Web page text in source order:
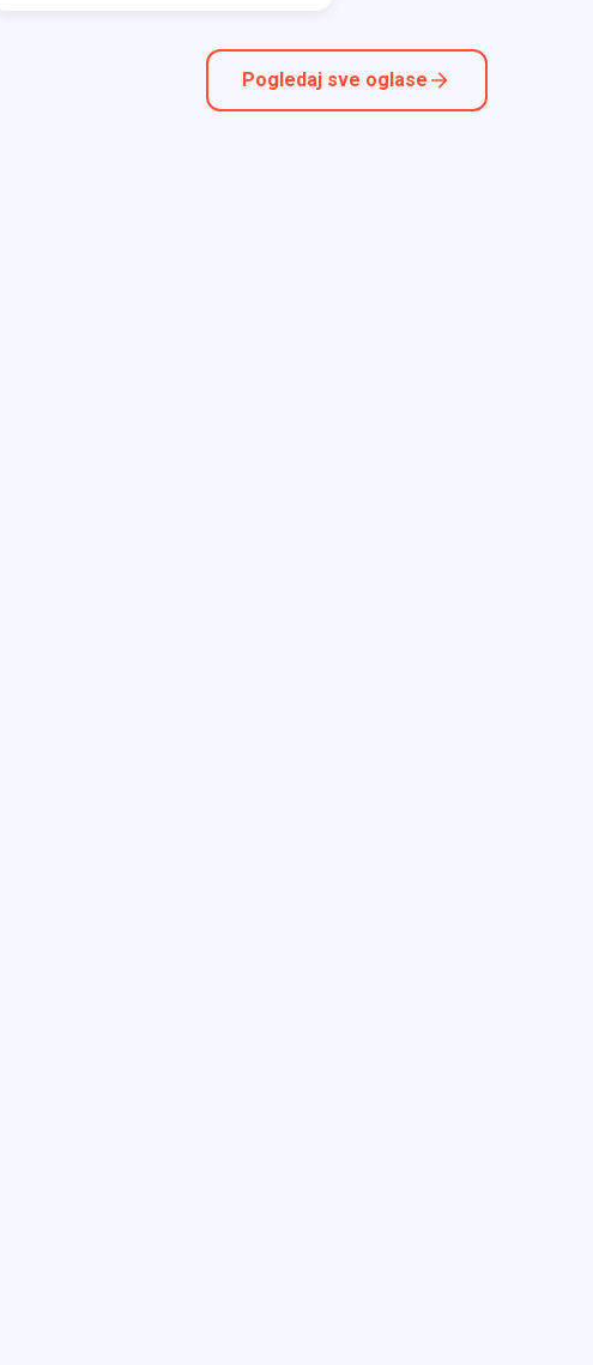
Pogledaj sve oglase